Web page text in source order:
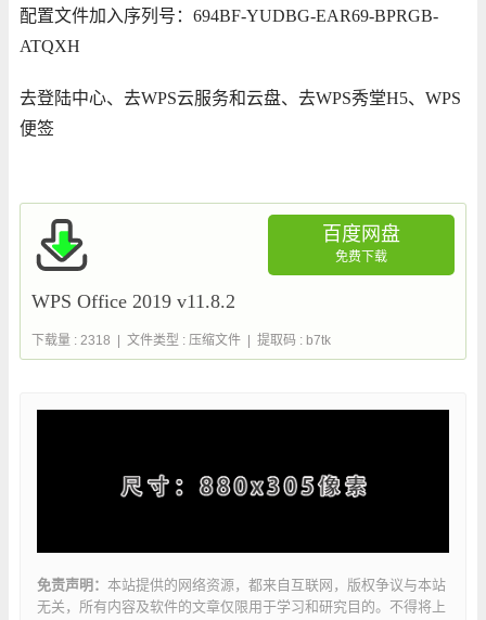
配置文件加入序列号：694BF-YUDBG-EAR69-BPRGB-
ATQXH
去登陆中心、去WPS云服务和云盘、去WPS秀堂H5、WPS
便签
百度网盘
免费下载
WPS Office 2019 v11.8.2
下载量 : 2318 | 文件类型 : 压缩文件 | 提取码 : b7tk
免责声明： 本站提供的网络资源，都来自互联网，版权争议与本站
无关，所有内容及软件的文章仅限用于学习和研究目的。不得将上